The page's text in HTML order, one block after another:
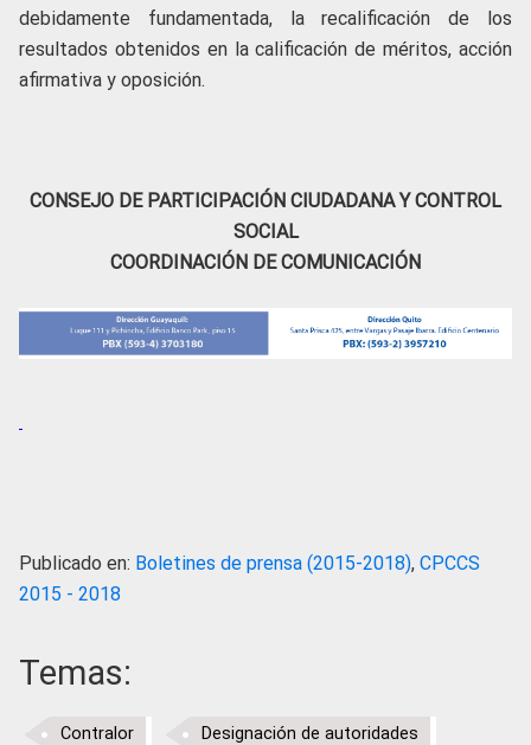
debidamente fundamentada, la recalificación de los
resultados obtenidos en la calificación de méritos, acción
afirmativa y oposición.
CONSEJO DE PARTICIPACIÓN CIUDADANA Y CONTROL
SOCIAL
COORDINACIÓN DE COMUNICACIÓN
Publicado en: Boletines de prensa (2015-2018), CPCCS
2015 - 2018
Temas:
Contralor Designación de autoridades